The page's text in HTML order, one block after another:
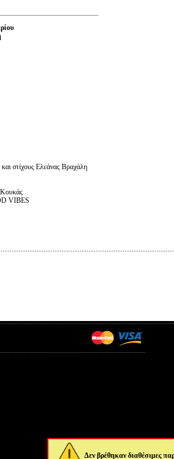
Δεν βρέθηκαν διαθέσιμες
στίχους Ελεάνας Βραχάλη
VIBES